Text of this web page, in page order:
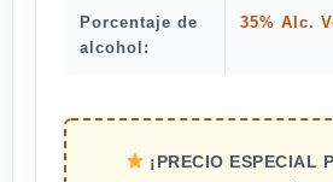
Porcentaje de
alcohol:
35% Alc.
¡PRECIO ESPECIAL